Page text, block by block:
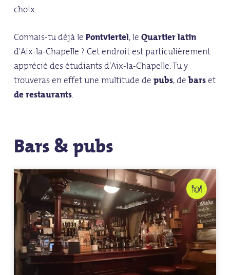
choix.
Connais-tu déjà le Pontviertel, leQuartier latin
d'Aix-la-Chapelle ? Cet endroit est particulièrement
apprécié des étudiants d'Aix-la-Chapelle. Tu y
trouveras en effet une multitude depubs, debarset
de restaurants.
Bars & pubs